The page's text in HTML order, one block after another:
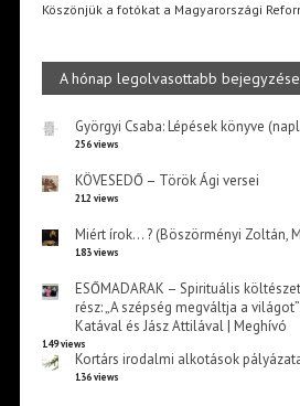
Köszönjük a fotókat a Magyarországi
A hónap legolvasottabb
Györgyi Csaba: Lépések könyve
256 views
KÖVESEDŐ – Török Ági versei
212 views
Miért írok… ? (Böszörményi Zoltán,
183 views
ESŐMADARAK – Spirituális
rész: „A szépség megváltja a
Katával és Jász Attilával | Meghívó
149 views
Kortárs irodalmi alkotások
136 views